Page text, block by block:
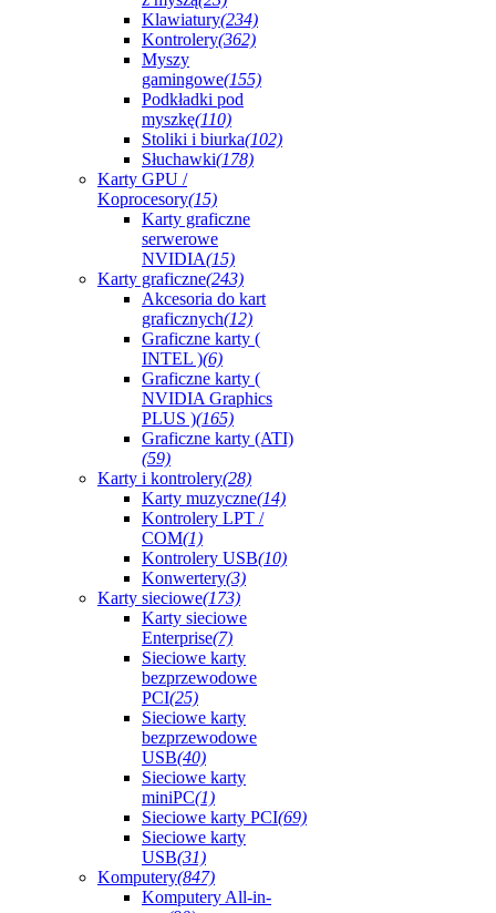
Klawiatury(234)
Kontrolery(362)
Myszy
gamingowe(155)
Podkładki pod
myszkę(110)
Stoliki i biurka(102)
Słuchawki(178)
Karty GPU /
Koprocesory(15)
Karty graficzne
serwerowe
NVIDIA(15)
Karty graficzne(243)
Akcesoria do kart
graficznych(12)
Graficzne karty (
INTEL )(6)
Graficzne karty (
NVIDIA Graphics
PLUS )(165)
Graficzne karty (ATI)
(59)
Karty i kontrolery(28)
Karty muzyczne(14)
Kontrolery LPT /
COM(1)
Kontrolery USB(10)
Konwertery(3)
Karty sieciowe(173)
Karty sieciowe
Enterprise(7)
Sieciowe karty
bezprzewodowe
PCI(25)
Sieciowe karty
bezprzewodowe
USB(40)
Sieciowe karty
miniPC(1)
Sieciowe karty PCI(69)
Sieciowe karty
USB(31)
Komputery(847)
Komputery All-in-